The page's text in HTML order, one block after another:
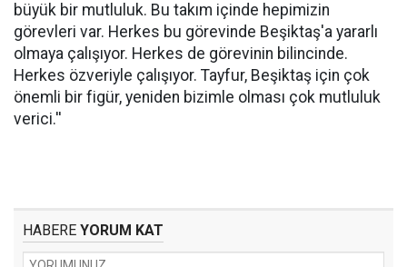
büyük bir mutluluk. Bu takım içinde hepimizin
görevleri var. Herkes bu görevinde Beşiktaş'a yararlı
olmaya çalışıyor. Herkes de görevinin bilincinde.
Herkes özveriyle çalışıyor. Tayfur, Beşiktaş için çok
önemli bir figür, yeniden bizimle olması çok mutluluk
verici.''
HABERE YORUM KAT